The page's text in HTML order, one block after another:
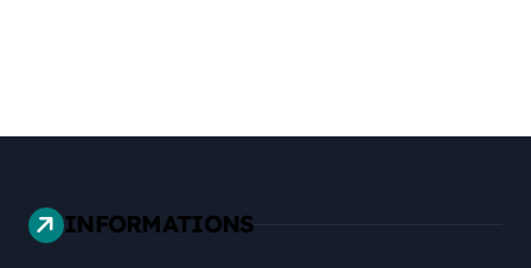
INFORMATIONS